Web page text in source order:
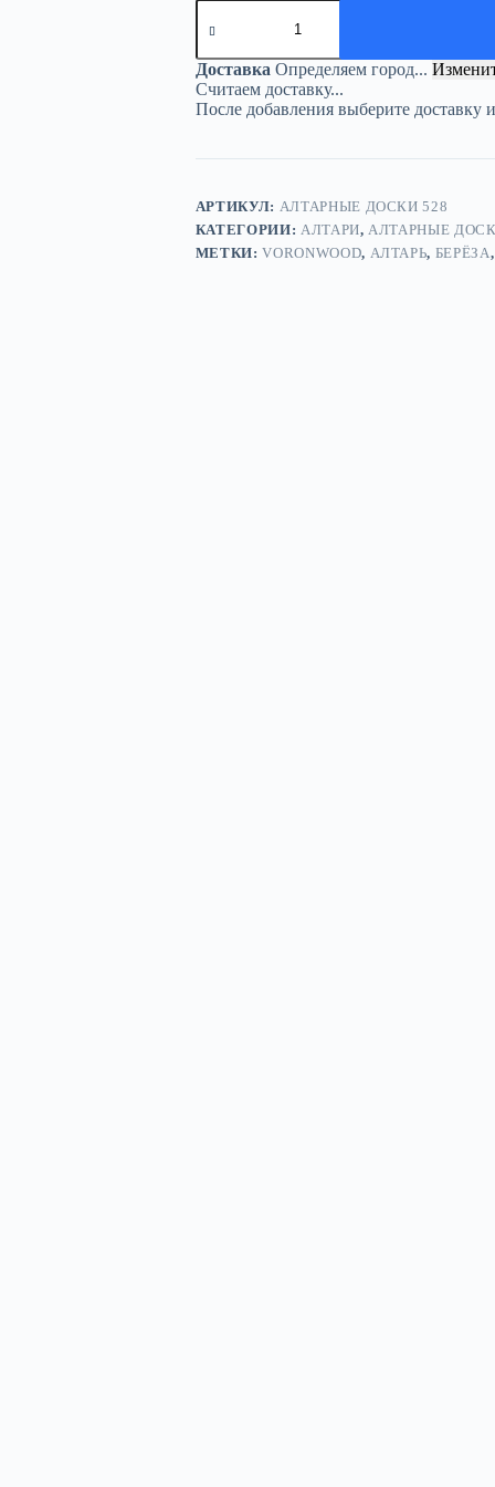
Количество
товара
«Змея»
—
Озарение
в
Доставка Определяем город...
Считаем доставку...
После добавления выберите доставку
АРТИКУЛ: АЛТАРНЫЕ ДОСКИ 528
КАТЕГОРИИ: АЛТАРИ,АЛТАРНЫЕ
МЕТКИ:VORONWOOD, АЛТАРЬ, БЕРЁЗА